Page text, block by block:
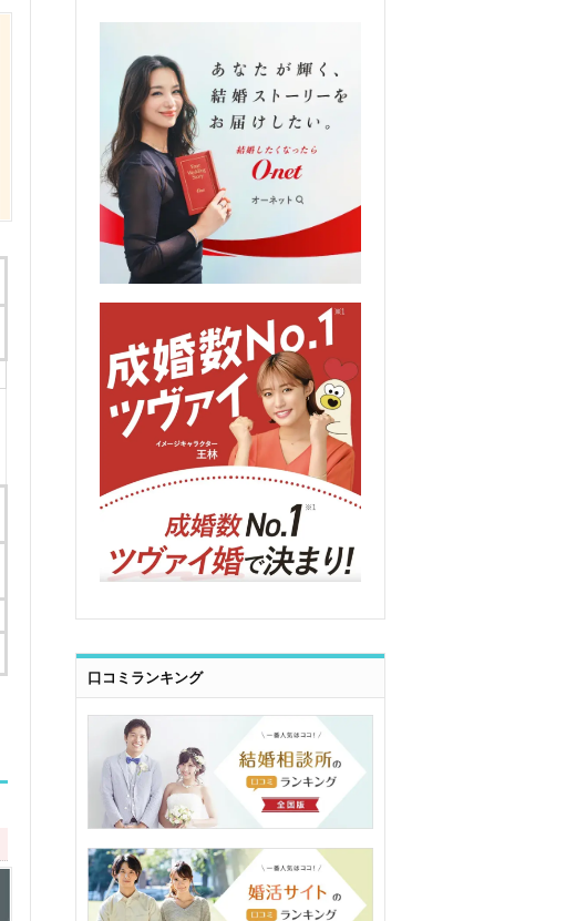
口コミランキング